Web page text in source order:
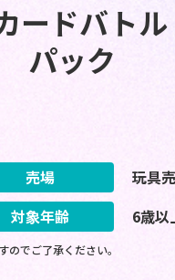
ードバト
パック
売場
玩具
対象年齢 6歳以
でご了承ください。